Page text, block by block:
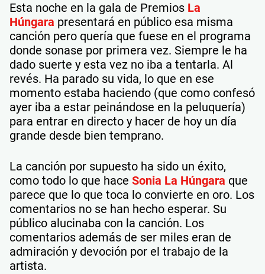
Esta noche en la gala de Premios La
Húngara presentará en público esa misma
canción pero quería que fuese en el programa
donde sonase por primera vez. Siempre le ha
dado suerte y esta vez no iba a tentarla. Al
revés. Ha parado su vida, lo que en ese
momento estaba haciendo (que como confesó
ayer iba a estar peinándose en la peluquería)
para entrar en directo y hacer de hoy un día
grande desde bien temprano.
La canción por supuesto ha sido un éxito,
como todo lo que hace Sonia La Húngara que
parece que lo que toca lo convierte en oro. Los
comentarios no se han hecho esperar. Su
público alucinaba con la canción. Los
comentarios además de ser miles eran de
admiración y devoción por el trabajo de la
artista.